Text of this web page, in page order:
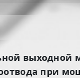
выходной
при